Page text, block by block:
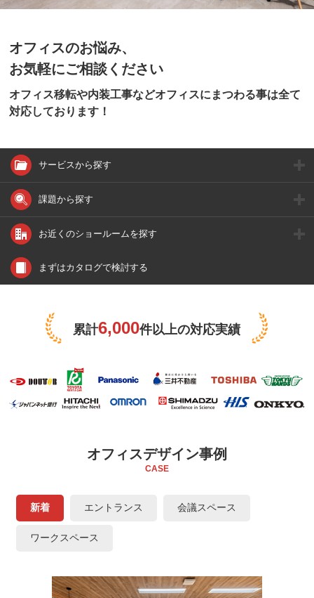
オフィスのお悩み、
お気軽にご相談ください
オフィス移転や内装工事などオフィスにまつわる事は全て
対応しております！
サービスから探す
課題から探す
お近くのショールームを探す
まずはカタログで検討する
累計6,000件以上の対応実績
オフィスデザイン事例
CASE
新着 エントランス 会議スペース
ワークスペース